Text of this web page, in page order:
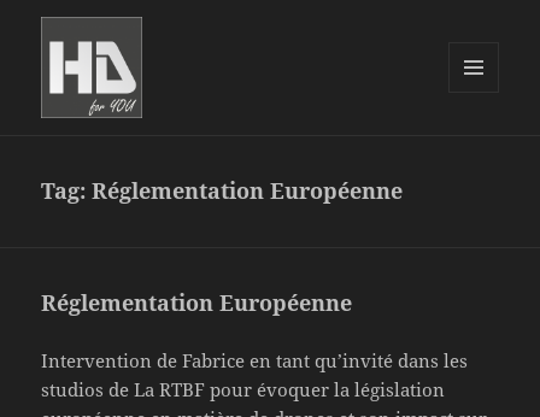
Tag:Réglementation Européenne
Réglementation Européenne
Intervention de Fabrice en tant qu’invité dans les
studios de La RTBF pour évoquer la législation